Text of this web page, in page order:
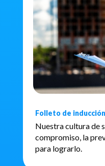
Folleto de
Nuestra cultura de
compromiso, la
para lograrlo.